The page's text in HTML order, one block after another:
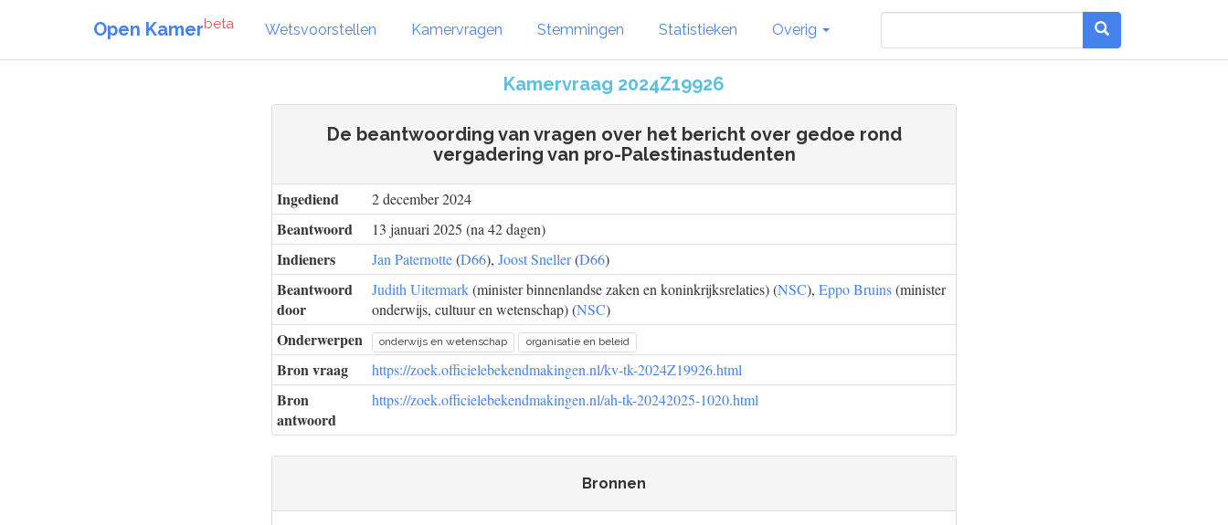
Open Kamerbeta Wetsvoorstellen Kamervragen Stemmingen Statistieken Overig
Kamervraag 2024Z19926
De beantwoording van vragen over het bericht over gedoe rond
vergadering van pro-Palestinastudenten
Ingediend 2 december 2024
Beantwoord 13 januari 2025 (na 42 dagen)
Indieners Jan Paternotte(D66), Joost Sneller(D66)
Beantwoord
door
Judith Uitermark(minister binnenlandse zaken en koninkrijksrelaties) (NSC), Eppo Bruins(minister
onderwijs, cultuur en wetenschap) (NSC)
Onderwerpen onderwijs en wetenschap organisatie en beleid
Bron vraag https://zoek.officielebekendmakingen.nl/kv-tk-2024Z19926.html
Bron
antwoord
https://zoek.officielebekendmakingen.nl/ah-tk-20242025-1020.html
Bronnen